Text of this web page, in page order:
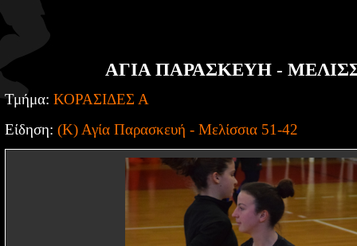
ΑΓΙΑ ΠΑΡΑΣΚΕΥΗ -
Τμήμα: ΚΟΡΑΣΙΔΕΣ Α
Είδηση: (Κ) Αγία Παρασκευή - Μελίσσια 51-42